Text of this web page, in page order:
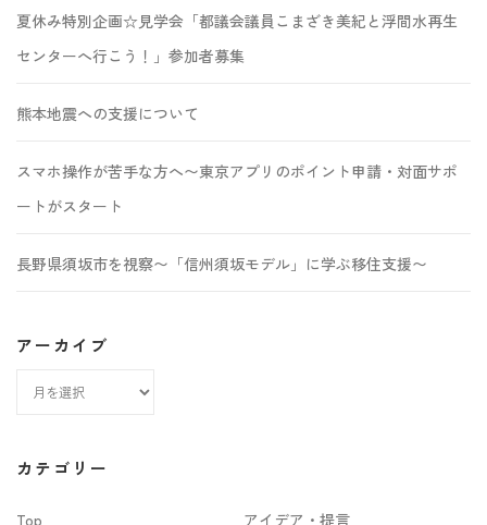
夏休み特別企画☆見学会「都議会議員こまざき美紀と浮間水再生
センターへ行こう！」参加者募集
熊本地震への支援について
スマホ操作が苦手な方へ〜東京アプリのポイント申請・対面サポ
ートがスタート
長野県須坂市を視察〜「信州須坂モデル」に学ぶ移住支援〜
アーカイブ
カ
カテゴリー
Top
アイデア・提言